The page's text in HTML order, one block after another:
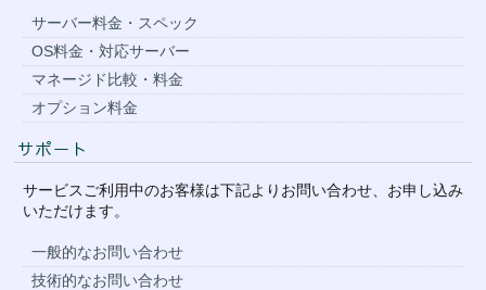
サーバー料金・スペック
OS料金・対応サーバー
マネージド比較・料金
オプション料金
サービスご利用中のお客様は下記よりお問い合わせ、お申し込み
いただけます。
一般的なお問い合わせ
技術的なお問い合わせ